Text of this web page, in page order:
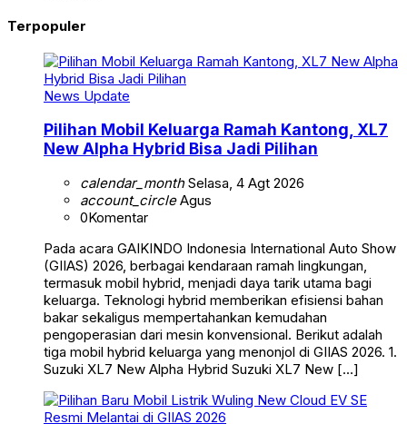
Terpopuler
News Update
Pilihan Mobil Keluarga Ramah Kantong, XL7
New Alpha Hybrid Bisa Jadi Pilihan
calendar_monthSelasa, 4 Agt 2026
account_circleAgus
0Komentar
Pada acara GAIKINDO Indonesia International Auto Show
(GIIAS) 2026, berbagai kendaraan ramah lingkungan,
termasuk mobil hybrid, menjadi daya tarik utama bagi
keluarga. Teknologi hybrid memberikan efisiensi bahan
bakar sekaligus mempertahankan kemudahan
pengoperasian dari mesin konvensional. Berikut adalah
tiga mobil hybrid keluarga yang menonjol di GIIAS 2026. 1.
Suzuki XL7 New Alpha Hybrid Suzuki XL7 New […]